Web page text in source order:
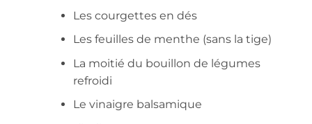
Les courgettes en dés
Les feuilles de menthe (sans la tige)
La moitié du bouillon de légumes
refroidi
Le vinaigre balsamique